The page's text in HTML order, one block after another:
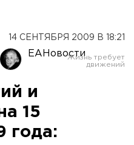
14 СЕНТЯБРЯ 2009 В 18:21
ЕАНовости
и
15
года: